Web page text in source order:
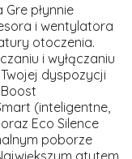
płynnie
i wentylatora
otoczenia.
i wyłączaniu
dyspozycji
(inteligentne,
Eco Silence
poborze
atutem